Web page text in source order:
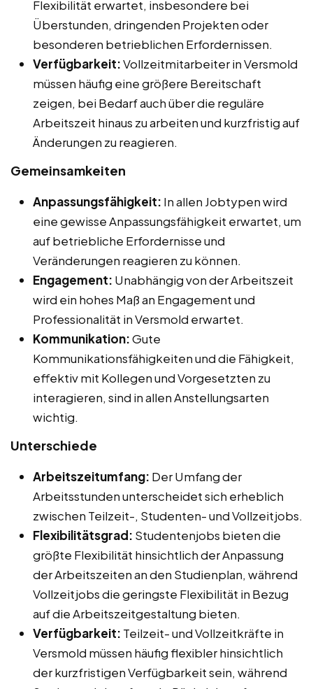
Flexibilität erwartet, insbesondere bei
Überstunden, dringenden Projekten oder
besonderen betrieblichen Erfordernissen.
Verfügbarkeit:Vollzeitmitarbeiter in Versmold
müssen häufig eine größere Bereitschaft
zeigen, bei Bedarf auch über die reguläre
Arbeitszeit hinaus zu arbeiten und kurzfristig auf
Änderungen zu reagieren.
Gemeinsamkeiten
Anpassungsfähigkeit: In allen Jobtypen wird
eine gewisse Anpassungsfähigkeit erwartet, um
auf betriebliche Erfordernisse und
Veränderungen reagieren zu können.
Engagement: Unabhängig von der Arbeitszeit
wird ein hohes Maß an Engagement und
Professionalität in Versmold erwartet.
Kommunikation:Gute
Kommunikationsfähigkeiten und die Fähigkeit,
effektiv mit Kollegen und Vorgesetzten zu
interagieren, sind in allen Anstellungsarten
wichtig.
Unterschiede
Arbeitszeitumfang: Der Umfang der
Arbeitsstunden unterscheidet sich erheblich
zwischen Teilzeit-, Studenten- und Vollzeitjobs.
Flexibilitätsgrad: Studentenjobs bieten die
größte Flexibilität hinsichtlich der Anpassung
der Arbeitszeiten an den Studienplan, während
Vollzeitjobs die geringste Flexibilität in Bezug
auf die Arbeitszeitgestaltung bieten.
Verfügbarkeit: Teilzeit- und Vollzeitkräfte in
Versmold müssen häufig flexibler hinsichtlich
der kurzfristigen Verfügbarkeit sein, während